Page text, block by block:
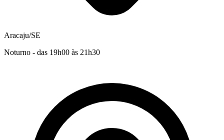
Aracaju/SE
Noturno - das 19h00 às 21h30